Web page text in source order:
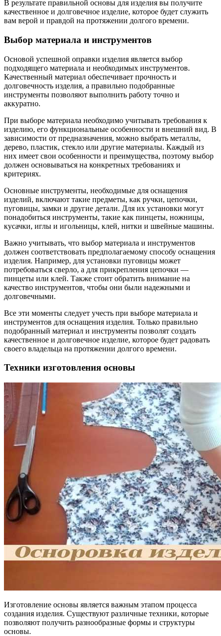
В результате правильной основы для изделия вы получите
качественное и долговечное изделие, которое будет служить
вам верой и правдой на протяжении долгого времени.
Выбор материала и инструментов
Основой успешной оправки изделия является выбор
подходящего материала и необходимых инструментов.
Качественный материал обеспечивает прочность и
долговечность изделия, а правильно подобранные
инструменты позволяют выполнить работу точно и
аккуратно.
При выборе материала необходимо учитывать требования к
изделию, его функциональные особенности и внешний вид. В
зависимости от предназначения, можно выбрать металлы,
дерево, пластик, стекло или другие материалы. Каждый из
них имеет свои особенности и преимущества, поэтому выбор
должен основываться на конкретных требованиях и
критериях.
Основные инструменты, необходимые для оснащения
изделий, включают такие предметы, как ручки, цепочки,
пуговицы, замки и другие детали. Для их установки могут
понадобиться инструменты, такие как пинцеты, ножницы,
кусачки, иглы и игольницы, клей, нитки и швейные машины.
Важно учитывать, что выбор материала и инструментов
должен соответствовать предполагаемому способу оснащения
изделия. Например, для установки пуговицы может
потребоваться сверло, а для прикрепления цепочки —
пинцеты или клей. Также стоит обратить внимание на
качество инструментов, чтобы они были надежными и
долговечными.
Все эти моменты следует учесть при выборе материала и
инструментов для оснащения изделия. Только правильно
подобранный материал и инструменты позволят создать
качественное и долговечное изделие, которое будет радовать
своего владельца на протяжении долгого времени.
Техники изготовления основы
Изготовление основы является важным этапом процесса
создания изделия. Существуют различные техники, которые
позволяют получить разнообразные формы и структуры
основы.